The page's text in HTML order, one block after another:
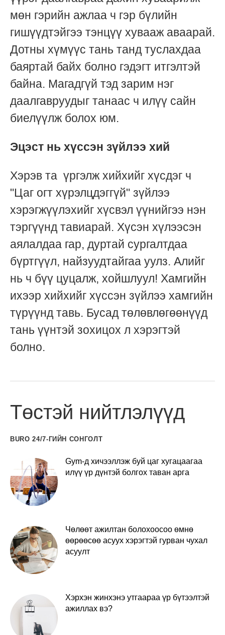
мөн гэрийн ажлаа ч гэр бүлийн
гишүүдтэйгээ тэнцүү хувааж аваарай.
Дотны хүмүүс тань танд туслахдаа
баяртай байх болно гэдэгт итгэлтэй
байна. Магадгүй тэд зарим нэг
даалгавруудыг танаас ч илүү сайн
биелүүлж болох юм.
Эцэст нь хүссэн зүйлээ хий
Хэрэв та үргэлж хийхийг хүсдэг ч
"Цаг огт хүрэлцдэггүй" зүйлээ
хэрэгжүүлэхийг хүсвэл үүнийгээ нэн
тэргүүнд тавиарай. Хүсэн хүлээсэн
аялалдаа гар, дуртай сургалтдаа
бүртгүүл, найзуудтайгаа уулз. Алийг
нь ч бүү цуцалж, хойшлуул! Хамгийн
ихээр хийхийг хүссэн зүйлээ хамгийн
түрүүнд тавь. Бусад төлөвлөгөөнүүд
тань үүнтэй зохицох л хэрэгтэй
болно.
Төстэй нийтлэлүүд
BURO 24/7-ГИЙН СОНГОЛТ
Gym-д хичээллэж буй цаг хугацаагаа
илүү үр дүнтэй болгох таван арга
Чөлөөт ажилтан болохоосоо өмнө
өөрөөсөө асуух хэрэгтэй гурван чухал
асуулт
Хэрхэн жинхэнэ утгаараа үр бүтээлтэй
ажиллах вэ?